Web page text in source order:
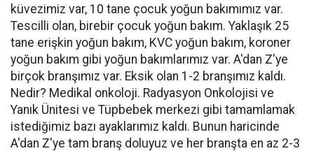
küvezimiz var, 10 tane çocuk yoğun bakımımız var.
Tescilli olan, birebir çocuk yoğun bakım. Yaklaşık 25
tane erişkin yoğun bakım, KVC yoğun bakım, koroner
yoğun bakım gibi yoğun bakımlarımız var. A'dan Z'ye
birçok branşımız var. Eksik olan 1-2 branşımız kaldı.
Nedir? Medikal onkoloji. Radyasyon Onkolojisi ve
Yanık Ünitesi ve Tüpbebek merkezi gibi tamamlamak
istediğimiz bazı ayaklarımız kaldı. Bunun haricinde
A'dan Z'ye tam branş doluyuz ve her branşta en az 2-3